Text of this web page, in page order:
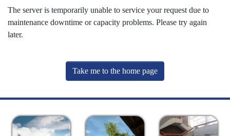
The server is temporarily unable to service your request due to
maintenance downtime or capacity problems. Please try again
later.
Take me to the home page